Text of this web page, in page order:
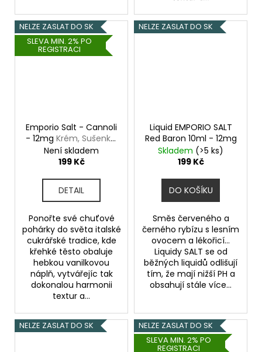
NELZE ZASLAT DO SK
SLEVA MIN. 2% PO
REGISTRACI
Emporio Salt - Cannoli
- 12mg Krém, Sušenka,
Vanilka
Není skladem
199 Kč
DETAIL
Ponořte své chuťové
pohárky do světa italské
cukrářské tradice, kde
křehké těsto obaluje
hebkou vanilkovou
náplň, vytvářejíc tak
dokonalou harmonii
textur a...
NELZE ZASLAT DO SK
Liquid EMPORIO SALT
Red Baron 10ml - 12mg
Skladem (>5 ks)
199 Kč
DO KOŠÍKU
Směs červeného a
černého rybízu s lesním
ovocem a lékořicí...
Liquidy SALT se od
běžných liquidů odlišují
tím, že mají nižší PH a
obsahují stále více...
NELZE ZASLAT DO SK
NELZE ZASLAT DO SK
SLEVA MIN. 2% PO
REGISTRACI